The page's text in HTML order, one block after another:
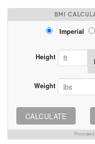
BMI
Imperial
Height
Weight
CALCULATE